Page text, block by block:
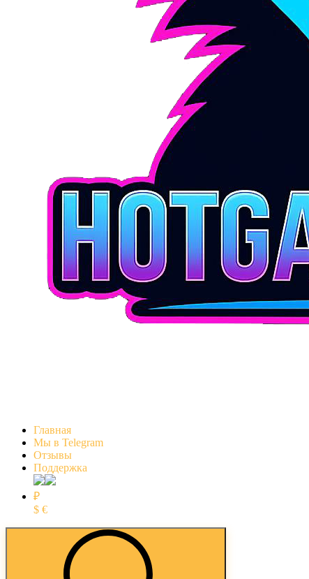
Главная
Мы в Telegram
Отзывы
Поддержка
₽
$ €